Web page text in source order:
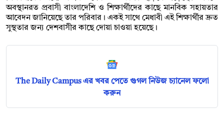
অবস্থানরত প্রবাসী বাংলাদেশি ও শিক্ষার্থীদের কাছে মানবিক সহায়তার
আবেদন জানিয়েছে তার পরিবার। একই সাথে মেধাবী এই শিক্ষার্থীর দ্রুত
সুস্থতার জন্য দেশবাসীর কাছে দোয়া চাওয়া হয়েছে।
The Daily Campus এর খবর পেতে গুগল নিউজ চ্যানেল ফলো
করুন